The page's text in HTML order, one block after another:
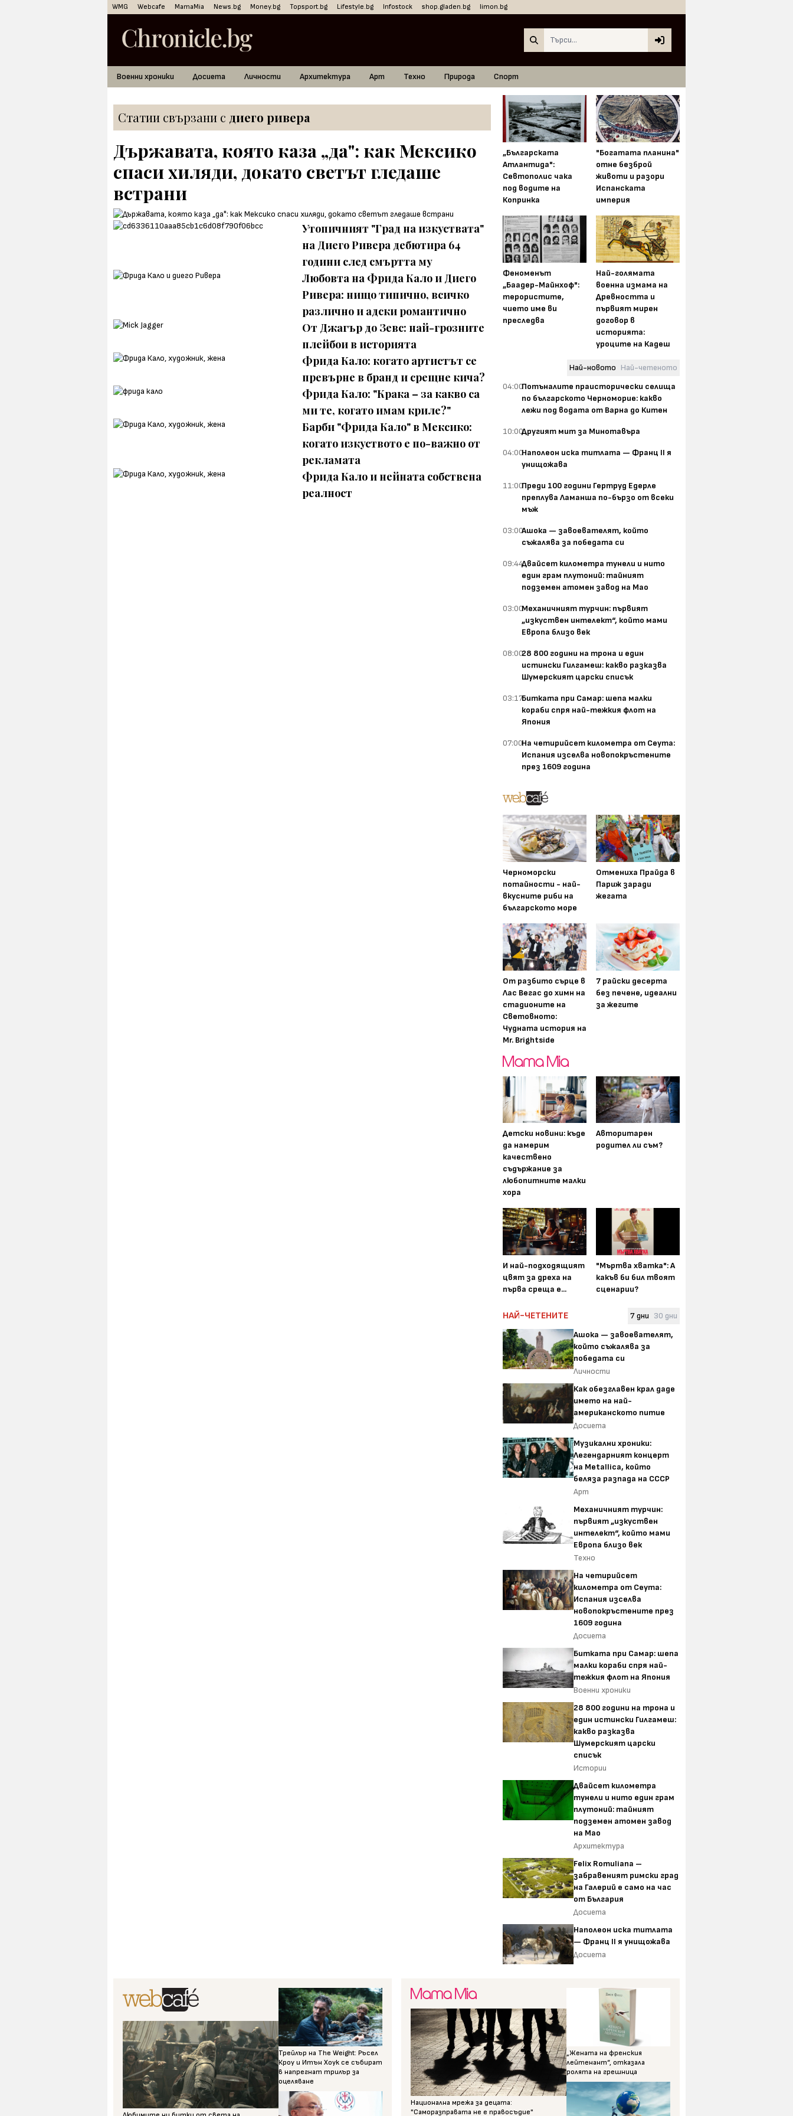
WMG Webcafe MamaMia News.bg Money.bg Topsport.bg Lifestyle.bg Infostock shop.gladen.bg limon.bg
Военни хроники Досиета Личности Архитектура Арт Техно Природа Спорт
Статии свързани с диего ривера
Държавата, която каза „да": как Мексико
спаси хиляди, докато светът гледаше
встрани
Утопичният "Град на изкуствата"
на Диего Ривера дебютира 64
години след смъртта му
Любовта на Фрида Кало и Диего
Ривера: нищо типично, всичко
различно и адски романтично
От Джагър до Зевс: най-грозните
плейбои в историята
Фрида Кало: когато артистът се
превърне в бранд и срещне кича?
Фрида Кало: "Крака – за какво са
ми те, когато имам криле?"
Барби "Фрида Кало" в Мексико:
когато изкуството е по-важно от
рекламата
Фрида Кало и нейната собствена
реалност
„Българската
Атлантида":
Севтополис чака
под водите на
Копринка
"Богатата планина"
отне безброй
животи и разори
Испанската
империя
Феноменът
„Баадер-Майнхоф":
терористите,
чието име ви
преследва
Най-голямата
военна измама на
Древността и
първият мирен
договор в
историята:
уроците на Кадеш
Най-новото Най-четеното
04:00Потъналите праисторически селища
по българското Черноморие: какво
лежи под водата от Варна до Китен
10:00Другият мит за Минотавъра
04:00Наполеон иска титлата — Франц II я
унищожава
11:00Преди 100 години Гертруд Едерле
преплува Ламанша по-бързо от всеки
мъж
03:00Ашока — завоевателят, който
съжалява за победата си
09:44Двайсет километра тунели и нито
един грам плутоний: тайният
подземен атомен завод на Мао
03:00Механичният турчин: първият
„изкуствен интелект“, който мами
Европа близо век
08:0028 800 години на трона и един
истински Гилгамеш: какво разказва
Шумерският царски списък
03:17Битката при Самар: шепа малки
кораби спря най-тежкия флот на
Япония
07:00На четирийсет километра от Сеута:
Испания изселва новопокръстените
през 1609 година
Черноморски
потайности - най-
вкусните риби на
българското море
Отмениха Прайда в
Париж заради
жегата
От разбито сърце в
Лас Вегас до химн на
стадионите на
Световното:
Чудната история на
Mr. Brightside
7 райски десерта
без печене, идеални
за жегите
Детски новини: къде
да намерим
качествено
съдържание за
любопитните малки
хора
Авторитарен
родител ли съм?
И най-подходящият
цвят за дреха на
първа среща е...
"Мъртва хватка": А
какъв би бил твоят
сценарии?
НАЙ-ЧЕТЕНИТЕ 7 дни 30 дни
Ашока — завоевателят,
който съжалява за
победата си
Личности
Как обезглавен крал даде
името на най-
американското питие
Досиета
Музикални хроники:
Легендарният концерт
на Metallica, който
беляза разпада на СССР
Арт
Механичният турчин:
първият „изкуствен
интелект“, който мами
Европа близо век
Техно
На четирийсет
километра от Сеута:
Испания изселва
новопокръстените през
1609 година
Досиета
Битката при Самар: шепа
малки кораби спря най-
тежкия флот на Япония
Военни хроники
28 800 години на трона и
един истински Гилгамеш:
какво разказва
Шумерският царски
списък
Истории
Двайсет километра
тунели и нито един грам
плутоний: тайният
подземен атомен завод
на Мао
Архитектура
Felix Romuliana –
забравеният римски град
на Галерий е само на час
от България
Досиета
Наполеон иска титлата
— Франц II я унищожава
Досиета
Трейлър на The Weight: Ръсел
Кроу и Итън Хоук се събират
в напрегнат трилър за
оцеляване
Национална мрежа за децата:
"Саморазправата не е правосъдие"
„Жената на френския
лейтенант“, отказала
ролята на грешница